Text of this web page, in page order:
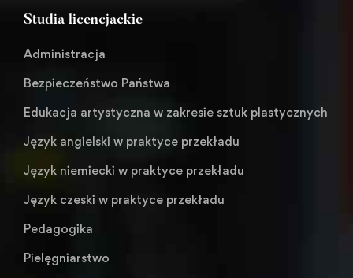
Studia licencjackie
Administracja
Bezpieczeństwo Państwa
Edukacja artystyczna w zakresie sztuk plastycznych
Język angielski w praktyce przekładu
Język niemiecki w praktyce przekładu
Język czeski w praktyce przekładu
Pedagogika
Pielęgniarstwo